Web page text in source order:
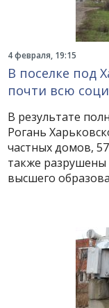
4 февраля, 19:15
В поселке под
почти всю
В результате
Рогань
частных домов,
также разрушены
высшего